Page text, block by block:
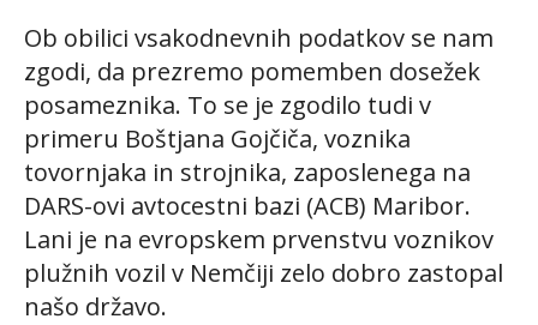
Ob obilici vsakodnevnih podatkov se nam
zgodi, da prezremo pomemben dosežek
posameznika. To se je zgodilo tudi v
primeru Boštjana Gojčiča, voznika
tovornjaka in strojnika, zaposlenega na
DARS-ovi avtocestni bazi (ACB) Maribor.
Lani je na evropskem prvenstvu voznikov
plužnih vozil v Nemčiji zelo dobro zastopal
našo državo.